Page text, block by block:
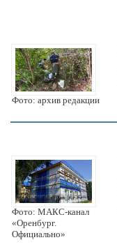
Фото: архив редакции
Фото: МАКС-канал
«Оренбург.
Официально»